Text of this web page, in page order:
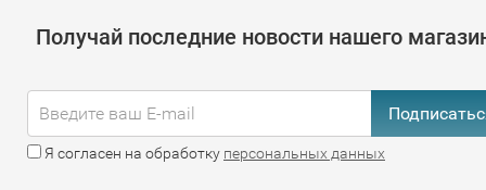
Получай последние новости нашего
Я согласен на обработку персональных данных